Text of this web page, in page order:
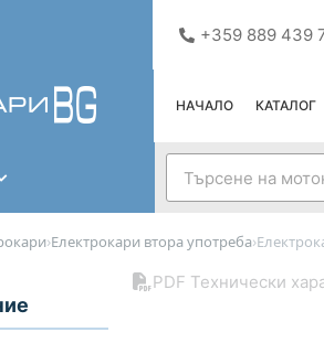
+359 889 439
НАЧАЛО КАТАЛОГ
›Електрокари втора употреба›
PDF Технически